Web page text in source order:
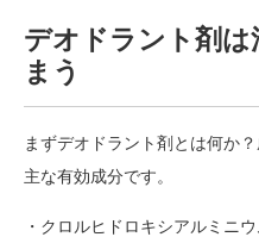
デオドラント剤は
まう
まずデオドラント剤とは何か
主な有効成分です。
・クロルヒドロキシアルミニ